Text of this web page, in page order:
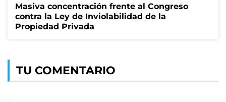
Masiva concentración frente al Congreso
contra la Ley de Inviolabilidad de la
Propiedad Privada
TU COMENTARIO